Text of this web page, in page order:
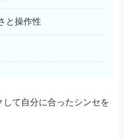
と操作性
して自分に合ったシンセを